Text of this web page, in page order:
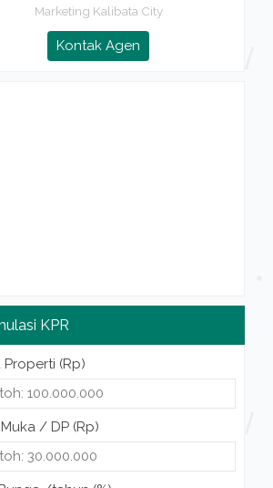
Marketing Kalibata City
Kontak Agen
KPR
Properti (Rp)
/ DP (Rp)